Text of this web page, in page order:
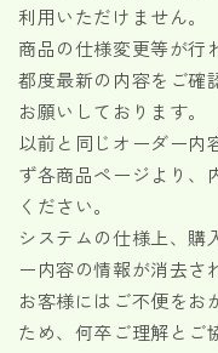
利用いただけません。
商品の仕様変更等が行
都度最新の内容をご確
お願いしております。
以前と同じオーダー内
ず各商品ページより、
ください。
システムの仕様上、購
ー内容の情報が消去さ
お客様にはご不便をお
ため、何卒ご理解とご